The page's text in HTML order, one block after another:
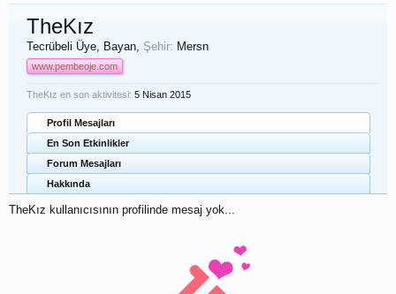
TheKız
Tecrübeli Üye, Bayan, Şehir: Mersn
www.pembeoje.com
TheKız en son aktivitesi: 5 Nisan 2015
Profil Mesajları
En Son Etkinlikler
Forum Mesajları
Hakkında
TheKız kullanıcısının profilinde mesaj yok...